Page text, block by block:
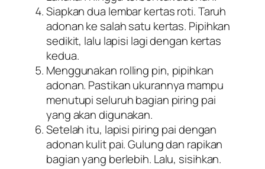
Siapkan dua lembar kertas roti. Taruh
adonan ke salah satu kertas. Pipihkan
sedikit, lalu lapisi lagi dengan kertas
kedua.
Menggunakan rolling pin, pipihkan
adonan. Pastikan ukurannya mampu
menutupi seluruh bagian piring pai
yang akan digunakan.
Setelah itu, lapisi piring pai dengan
adonan kulit pai. Gulung dan rapikan
bagian yang berlebih. Lalu, sisihkan.